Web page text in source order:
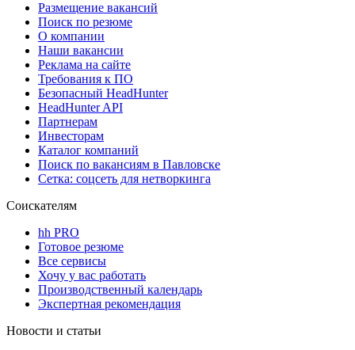
Размещение вакансий
Поиск по резюме
О компании
Наши вакансии
Реклама на сайте
Требования к ПО
Безопасный HeadHunter
HeadHunter API
Партнерам
Инвесторам
Каталог компаний
Поиск по вакансиям в Павловске
Сетка: соцсеть для нетворкинга
Соискателям
hh PRO
Готовое резюме
Все сервисы
Хочу у вас работать
Производственный календарь
Экспертная рекомендация
Новости и статьи